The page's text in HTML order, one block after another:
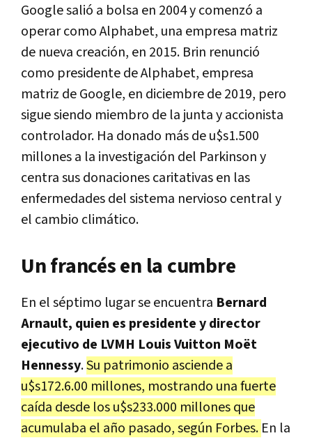
Google salió a bolsa en 2004 y comenzó a
operar como Alphabet, una empresa matriz
de nueva creación, en 2015. Brin renunció
como presidente de Alphabet, empresa
matriz de Google, en diciembre de 2019, pero
sigue siendo miembro de la junta y accionista
controlador. Ha donado más de u$s1.500
millones a la investigación del Parkinson y
centra sus donaciones caritativas en las
enfermedades del sistema nervioso central y
el cambio climático.
Un francés en la cumbre
En el séptimo lugar se encuentra Bernard
Arnault, quien es presidente y director
ejecutivo de LVMH Louis Vuitton Moët
Hennessy.Su patrimonio asciende a
u$s172.6.00 millones, mostrando una fuerte
caída desde los u$s233.000 millones que
acumulaba el año pasado, según Forbes. En la